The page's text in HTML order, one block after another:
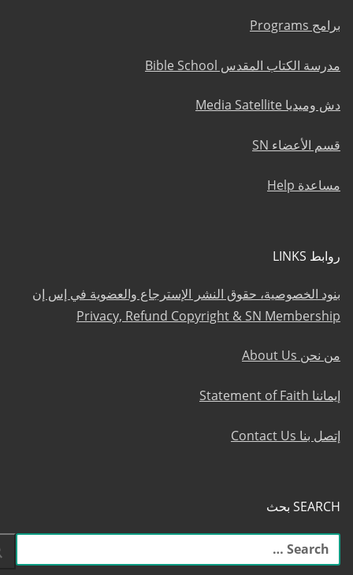
برامج Programs
مدرسة الكتاب المقدس Bible School
دش وميديا Media Satellite
قسم الأعضاء SN
مساعدة Help
روابط LINKS
بنود الخصوصية، حقوق النشر الإسترجاع والعضوية في إس إن
Privacy, Refund Copyright & SN Membership
من نحن About Us
إيماننا Statement of Faith
إتصل بنا Contact Us
SEARCH بحث
البحث
عن: